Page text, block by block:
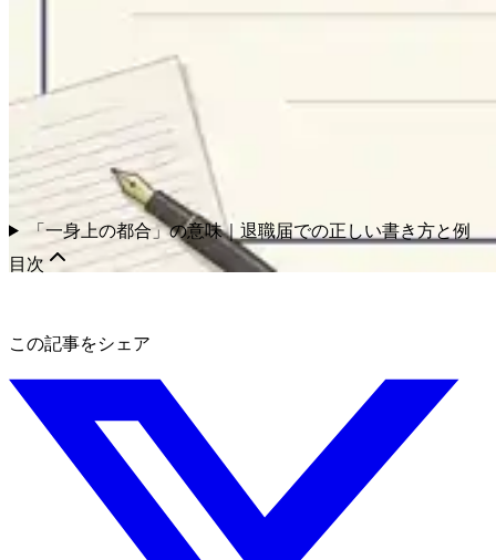
「一身上の都合」の意味｜退職届での正しい書き方と例
目次
この記事をシェア